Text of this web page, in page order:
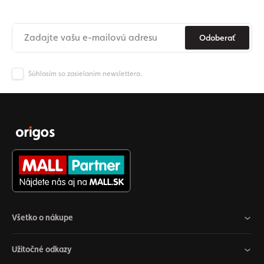
Odoberať
Súhlasím so zasielaním newslettera.
Všetko o nákupe
Užitočné odkazy